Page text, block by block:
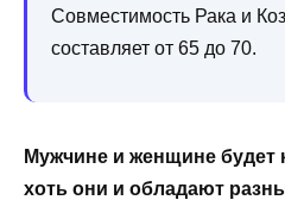
Совместимость Рака и
составляет от 65 до 70.
Мужчине и женщине будет
хоть они и обладают